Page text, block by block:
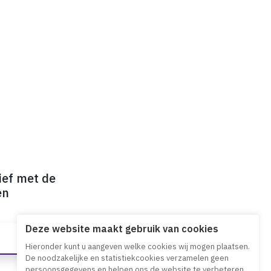
met de
Deze website maakt gebruik van cookies
Hieronder kunt u aangeven welke cookies wij mogen plaatsen.
De noodzakelijke en statistiekcookies verzamelen geen